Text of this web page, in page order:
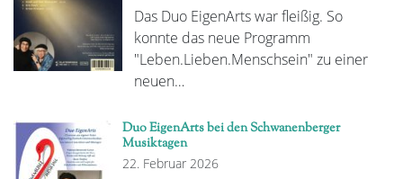
Das Duo EigenArts war fleißig. So
konnte das neue Programm
"Leben.Lieben.Menschsein" zu einer
neuen…
Duo EigenArts bei den Schwanenberger
Musiktagen
22. Februar 2026